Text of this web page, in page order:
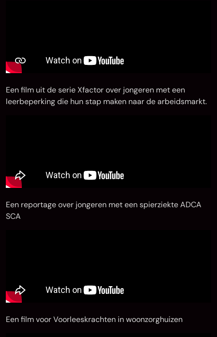
Een film uit de serie Xfactor over jongeren met een
leerbeperking die hun stap maken naar de arbeidsmarkt.
Een reportage over jongeren met een spierziekte ADCA
SCA
Een film voor Voorleeskrachten in woonzorghuizen